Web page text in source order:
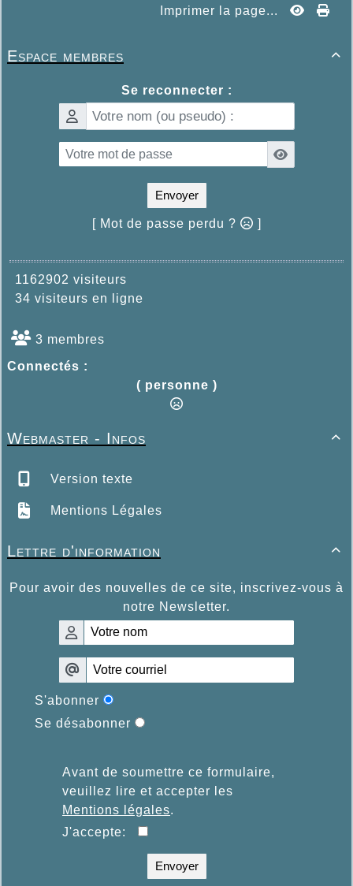
Imprimer la page...

Espace membres
Se reconnecter :
Envoyer
[ Mot de passe perdu ? ]
1162902 visiteurs
34 visiteurs en ligne
3 membres
Connectés :
( personne )

Webmaster - Infos
Version texte
Mentions Légales

Lettre d'information
Pour avoir des nouvelles de ce site, inscrivez-vous à
notre Newsletter.
S'abonner
Se désabonner
Avant de soumettre ce formulaire,
veuillez lire et accepter les
Mentions légales.
J'accepte:
Envoyer